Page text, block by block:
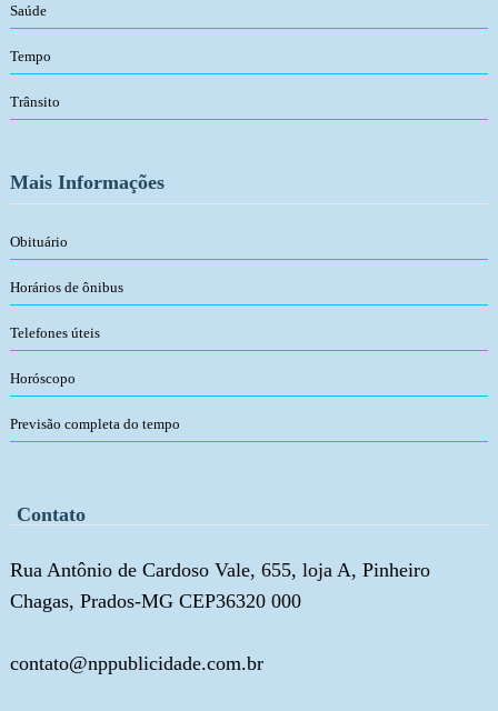
Saúde
Tempo
Trânsito
Mais Informações
Obituário
Horários de ônibus
Telefones úteis
Horóscopo
Previsão completa do tempo
Contato
Rua Antônio de Cardoso Vale, 655, loja A, Pinheiro
Chagas, Prados-MG CEP36320 000
contato@nppublicidade.com.br